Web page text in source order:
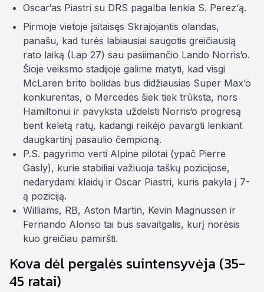
Oscar‘as Piastri su DRS pagalba lenkia S. Perez‘ą.
Pirmoje vietoje įsitaisęs Skrajojantis olandas,
panašu, kad turės labiausiai saugotis greičiausią
rato laiką (Lap 27) sau pasiimančio Lando Norris‘o.
Šioje veiksmo stadijoje galime matyti, kad visgi
McLaren brito bolidas bus didžiausias Super Max‘o
konkurentas, o Mercedes šiek tiek trūksta, nors
Hamiltonui ir pavyksta uždelsti Norris‘o progresą
bent keletą ratų, kadangi reikėjo pavargti lenkiant
daugkartinį pasaulio čempioną.
P.S. pagyrimo verti Alpine pilotai (ypač Pierre
Gasly), kurie stabiliai važiuoja taškų pozicijose,
nedarydami klaidų ir Oscar Piastri, kuris pakyla į 7-
ą poziciją.
Williams, RB, Aston Martin, Kevin Magnussen ir
Fernando Alonso tai bus savaitgalis, kurį norėsis
kuo greičiau pamiršti.
Kova dėl pergalės suintensyvėja (35-
45 ratai)